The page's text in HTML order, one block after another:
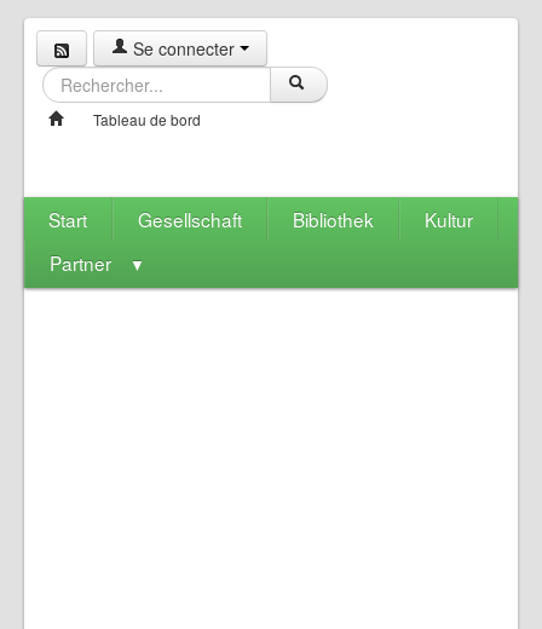
Se connecter
Tableau de bord
Start Gesellschaft Bibliothek
Kultur
Partner
▼